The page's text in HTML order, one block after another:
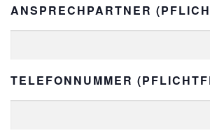
ANSPRECHPARTNER
TELEFONNUMMER